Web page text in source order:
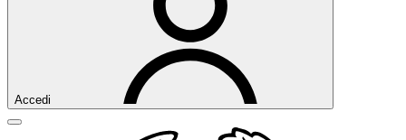
Accedi